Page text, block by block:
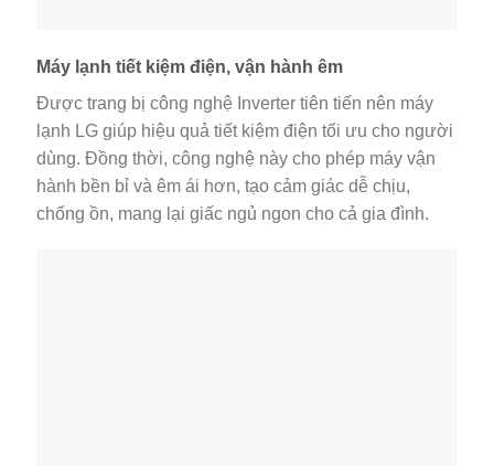
Máy lạnh tiết kiệm điện, vận hành êm
Được trang bị công nghệ Inverter tiên tiến nên máy
lạnh LG giúp hiệu quả tiết kiệm điện tối ưu cho người
dùng. Đồng thời, công nghệ này cho phép máy vận
hành bền bỉ và êm ái hơn, tạo cảm giác dễ chịu,
chống ồn, mang lại giấc ngủ ngon cho cả gia đình.